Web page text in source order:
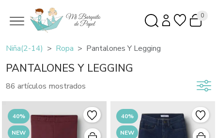
0
Niña(2-14) Ropa Pantalones Y Legging
PANTALONES Y LEGGING
86 artículos mostrados
40%
NEW
40%
NEW